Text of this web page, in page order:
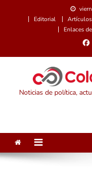
Editorial
Artículos
Enlaces
Noticias de política,